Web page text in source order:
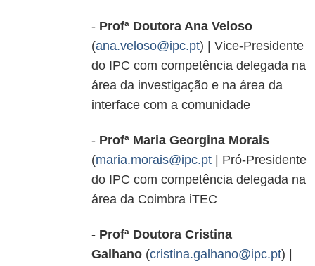
- Profª Doutora Ana Veloso
(ana.veloso@ipc.pt) | Vice-Presidente
do IPC com competência delegada na
área da investigação e na área da
interface com a comunidade
- Profª Maria Georgina Morais
(maria.morais@ipc.pt | Pró-Presidente
do IPC com competência delegada na
área da Coimbra iTEC
- Profª Doutora Cristina
Galhano (cristina.galhano@ipc.pt) |